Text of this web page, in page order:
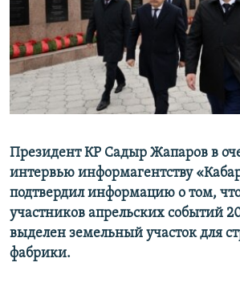
Президент КР Садыр Жапаров в
интервью информагентству
подтвердил информацию о том,
участников апрельских событий
выделен земельный участок для
фабрики.